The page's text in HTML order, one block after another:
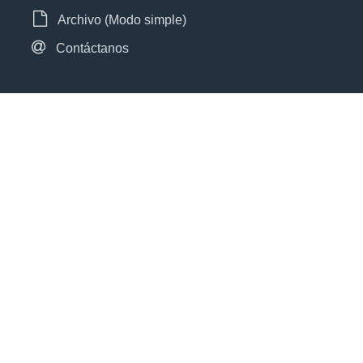
Archivo (Modo simple)
Contáctanos